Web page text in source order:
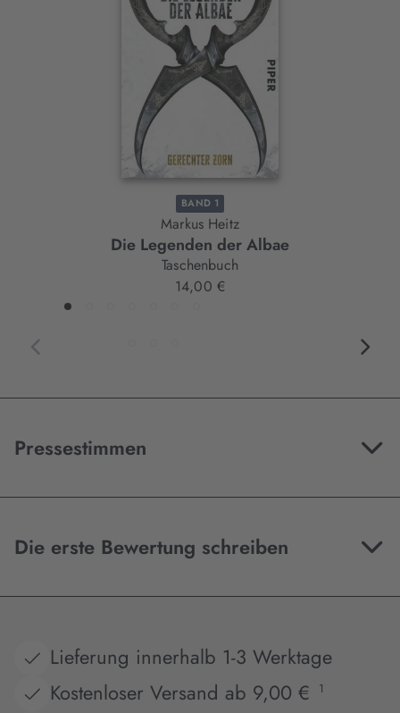
BAND 1
Markus Heitz
Die Legenden der Albae
Taschenbuch
14,00 €
Pressestimmen
Die erste Bewertung schreiben
Lieferung innerhalb 1-3 Werktage
Kostenloser Versand ab 9,00 €
1